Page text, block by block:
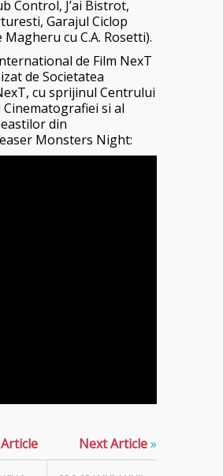
Control, J’ai Bistrot,
Garajul Ciclop
cu C.A. Rosetti).
de Film NexT
de Societatea
cu sprijinul Centrului
si al
din
Monsters Night:
Next Article»